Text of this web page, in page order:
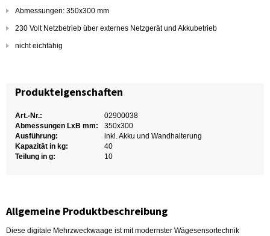
Abmessungen: 350x300 mm
230 Volt Netzbetrieb über externes Netzgerät und Akkubetrieb
nicht eichfähig
Produkteigenschaften
Art.-Nr.:
02900038
Abmessungen LxB mm:
350x300
Ausführung:
inkl. Akku und Wandhalterung
Kapazität in kg:
40
Teilung in g:
10
Allgemeine Produktbeschreibung
Diese digitale Mehrzweckwaage ist mit modernster Wägesensortechnik